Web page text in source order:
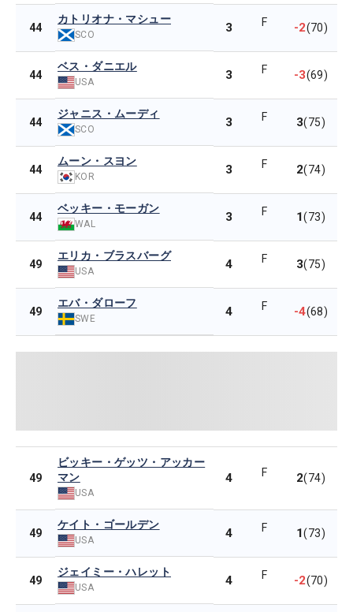
44
カトリオナ・マシュー
SCO 3 F -2(70)
44
ベス・ダニエル
USA 3 F -3(69)
44
ジャニス・ムーディ
SCO 3 F 3(75)
44
ムーン・スヨン
KOR 3 F 2(74)
44
ベッキー・モーガン
WAL 3 F 1(73)
49
エリカ・ブラスバーグ
USA 4 F 3(75)
49
エバ・ダローフ
SWE 4 F -4(68)
49
ビッキー・ゲッツ・アッカー
マン
USA
4 F 2(74)
49
ケイト・ゴールデン
USA 4 F 1(73)
49
ジェイミー・ハレット
USA 4 F -2(70)